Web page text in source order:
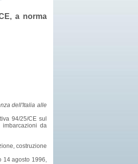
a norma
dell'Italia alle
94/25/CE sul
imbarcazioni da
costruzione
14 agosto 1996,